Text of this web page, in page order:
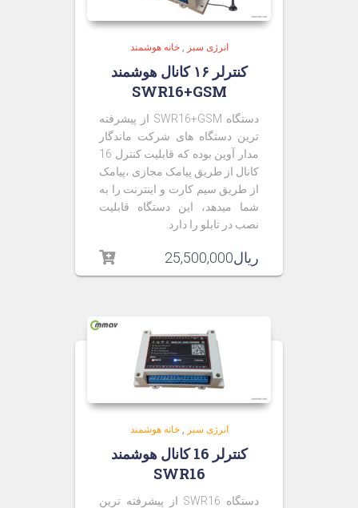
انرژی سبز ,خانه هوشمند
کنترلر ۱۶ کانال هوشمند
SWR16+GSM
دستگاه SWR16+GSM از پیشرفته
ترین دستگاه های شرکت ماندگار
مدار آوین بوده که قابلیت کنترل 16
کانال از طریق پیامک مجازی ،پیامک
از طریق سیم کارت و اینترنت را به
شما میدهد، این دستگاه قابلیت
نصب در تابلو را دارد.
ریال25,500,000
انرژی سبز ,خانه هوشمند
کنترلر 16 کانال هوشمند
SWR16
دستگاه SWR16 از پیشرفته ترین